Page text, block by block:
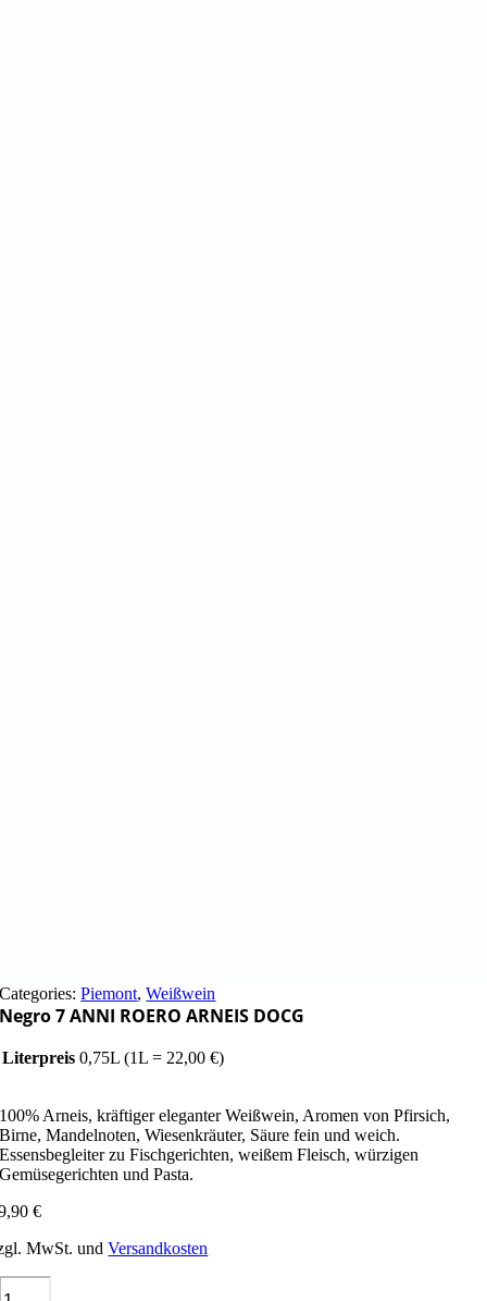
Categories:Piemont,Weißwein
Negro 7 ANNI ROERO ARNEIS DOCG
Literpreis 0,75L (1L = 22,00 €)
100% Arneis, kräftiger eleganter Weißwein, Aromen von Pfirsich,
Birne, Mandelnoten, Wiesenkräuter, Säure fein und weich.
Essensbegleiter zu Fischgerichten, weißem Fleisch, würzigen
Gemüsegerichten und Pasta.
€
MwSt. undVersandkosten